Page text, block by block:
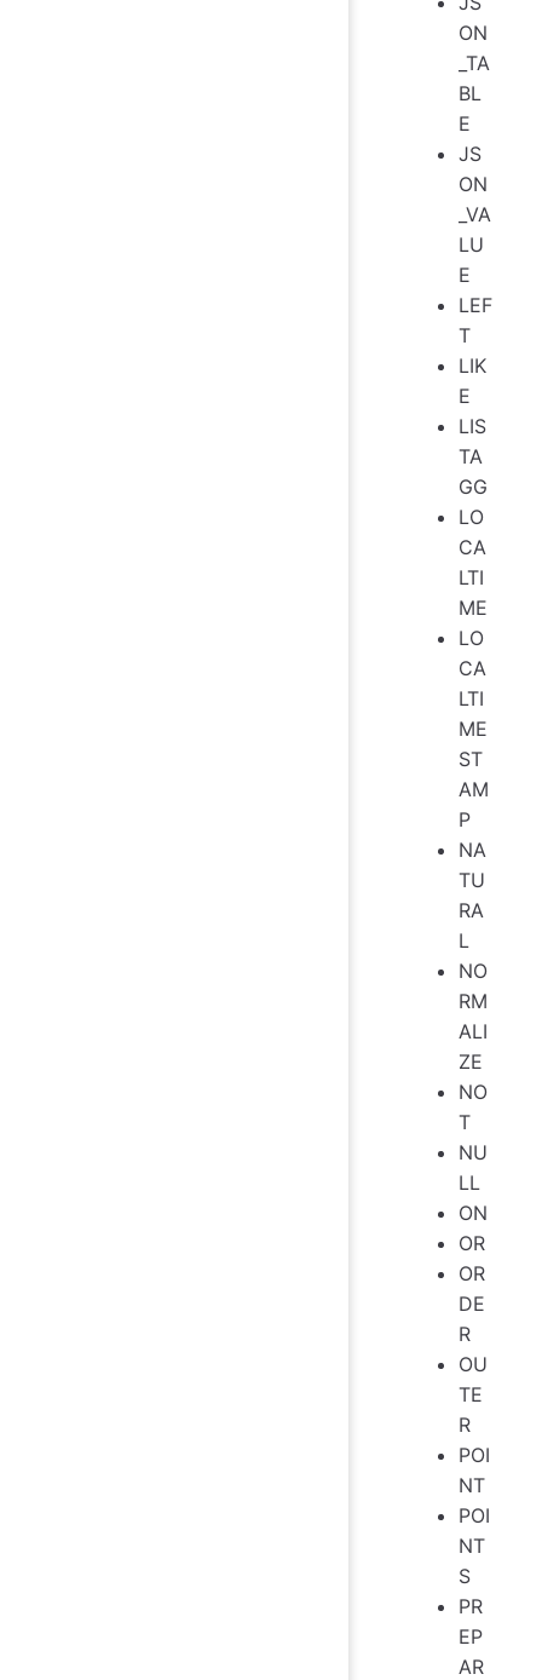
ON
_TA
BL
E
JS
ON
_VA
LU
E
LEF
T
LIK
E
LIS
TA
GG
LO
CA
LTI
ME
LO
CA
LTI
ME
ST
AM
P
NA
TU
RA
L
NO
RM
ALI
ZE
NO
T
NU
LL
ON
OR
OR
DE
R
OU
TE
R
POI
NT
POI
NT
S
PR
EP
AR